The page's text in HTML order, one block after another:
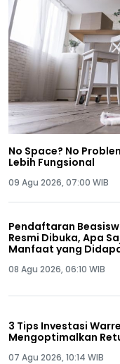
No Space? No
Lebih Fungsional
09 Agu 2026, 07:00 WIB
Pendaftaran
Resmi Dibuka, Apa
Manfaat yang
08 Agu 2026, 06:10 WIB
3 Tips Investasi
Mengoptimalkan
07 Agu 2026, 10:14 WIB